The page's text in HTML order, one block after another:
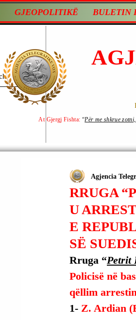
GJEOPOLITIKË BULETIN
At Gjergj Fishta: “Për me shkrue
RRUGA
U
E
SË
Agjencia
Rruga “Petrit
Policisë në
qëllim
1- Z. Ardian